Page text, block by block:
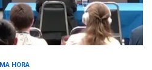
HORA